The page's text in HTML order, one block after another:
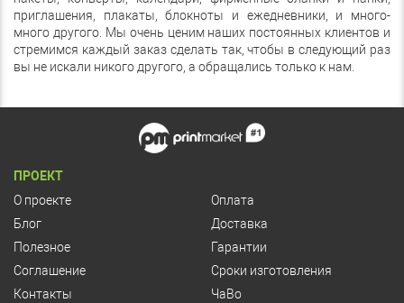
приглашения, плакаты, блокноты и ежедневники, и много-
много другого. Мы очень ценим наших постоянных клиентов и
стремимся каждый заказ сделать так, чтобы в следующий раз
вы не искали никого другого, а обращались только к нам.
ПРОЕКТ
О проекте
Блог
Полезное
Соглашение
Контакты
Оплата
Доставка
Гарантии
Сроки изготовления
ЧаВо